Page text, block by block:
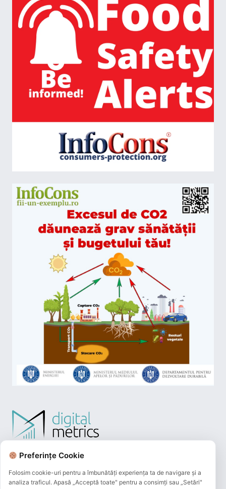
Preferințe Cookie
Folosim cookie-uri pentru a îmbunătăți experiența ta de navigare și a
analiza traficul. Apasă „Acceptă toate" pentru a consimți sau „Setări"